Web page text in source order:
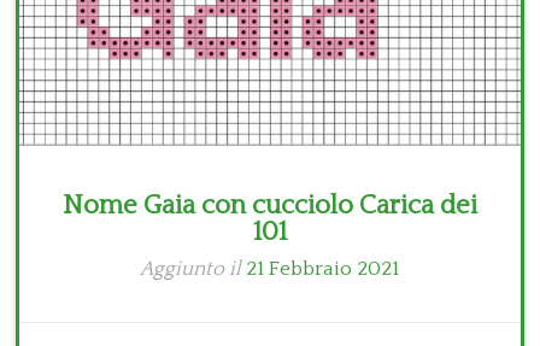
Nome Gaia con cucciolo Carica dei
101
Aggiunto il 21 Febbraio 2021